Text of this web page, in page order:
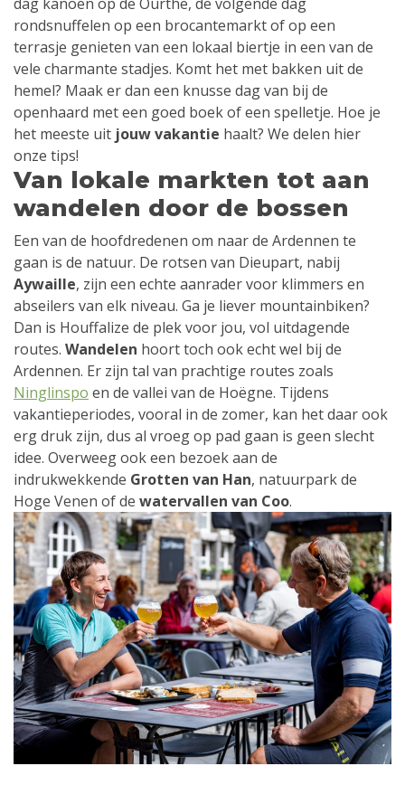
rondsnuffelen op een brocantemarkt of op een
terrasje genieten van een lokaal biertje in een van de
vele charmante stadjes. Komt het met bakken uit de
hemel? Maak er dan een knusse dag van bij de
openhaard met een goed boek of een spelletje. Hoe je
het meeste uit jouw vakantie haalt? We delen hier
onze tips!
Van lokale markten tot aan
wandelen door de bossen
Een van de hoofdredenen om naar de Ardennen te
gaan is de natuur. De rotsen van Dieupart, nabij
Aywaille, zijn een echte aanrader voor klimmers en
abseilers van elk niveau. Ga je liever mountainbiken?
Dan is Houffalize de plek voor jou, vol uitdagende
routes. Wandelen hoort toch ook echt wel bij de
Ardennen. Er zijn tal van prachtige routes zoals
Ninglinspo en de vallei van de Hoëgne. Tijdens
vakantieperiodes, vooral in de zomer, kan het daar ook
erg druk zijn, dus al vroeg op pad gaan is geen slecht
idee. Overweeg ook een bezoek aan de
indrukwekkende Grotten van Han, natuurpark de
Hoge Venen of de watervallen van Coo.